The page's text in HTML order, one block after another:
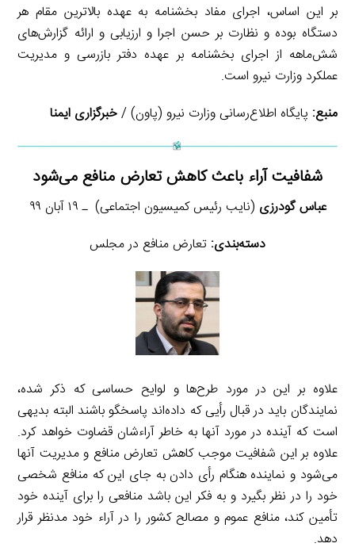
بر این اساس، اجرای مفاد بخشنامه به عهده بالاترین مقام هر
دستگاه بوده و نظارت بر حسن اجرا و ارزیابی و ارائه گزارش‌های
شش‌ماهه از اجرای بخشنامه بر عهده دفتر بازرسی و مدیریت
عملکرد وزارت نیرو است.
منبع: پایگاه اطلاع‌رسانی وزارت نیرو (پاون) /خبرگزاری ایمنا
شفافیت آراء باعث کاهش تعارض منافع می‌شود
عباس گودرزی (نایب رئیس کمیسیون اجتماعی) ـ ۱۹ آبان ۹۹
دسته‌بندی: تعارض منافع در مجلس
علاوه بر این در مورد طرح‌ها و لوایح حساسی که ذکر شده،
نمایندگان باید در قبال رأیی که داده‌اند پاسخگو باشند البته بدیهی
است که آینده در مورد آنها به خاطر آراءشان قضاوت خواهد کرد.
علاوه بر این شفافیت موجب کاهش تعارض منافع و مدیریت آنها
می‌شود و نماینده هنگام رأی دادن به جای این که منافع شخصی
خود را در نظر بگیرد و به فکر این باشد منافعی را برای آینده خود
تأمین کند، منافع عموم و مصالح کشور را در آراء خود مدنظر قرار
دهد.